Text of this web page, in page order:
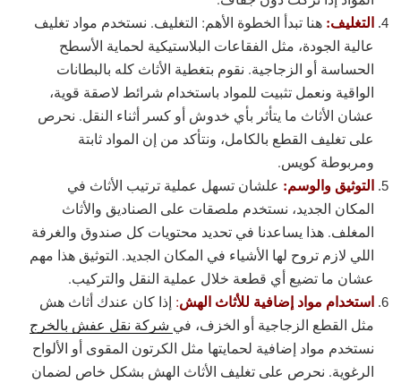
التغليف: هنا تبدأ الخطوة الأهم: التغليف. نستخدم مواد تغليف
عالية الجودة، مثل الفقاعات البلاستيكية لحماية الأسطح
الحساسة أو الزجاجية. نقوم بتغطية الأثاث كله بالبطانات
الواقية ونعمل تثبيت للمواد باستخدام شرائط لاصقة قوية،
عشان الأثاث ما يتأثر بأي خدوش أو كسر أثناء النقل. نحرص
على تغليف القطع بالكامل، ونتأكد من إن المواد ثابتة
ومربوطة كويس.
التوثيق والوسم: علشان تسهل عملية ترتيب الأثاث في
المكان الجديد، نستخدم ملصقات على الصناديق والأثاث
المغلف. هذا يساعدنا في تحديد محتويات كل صندوق والغرفة
اللي لازم تروح لها الأشياء في المكان الجديد. التوثيق هذا مهم
عشان ما تضيع أي قطعة خلال عملية النقل والتركيب.
استخدام مواد إضافية للأثاث الهش: إذا كان عندك أثاث هش
مثل القطع الزجاجية أو الخزف، في شركة نقل عفش بالخرج
نستخدم مواد إضافية لحمايتها مثل الكرتون المقوى أو الألواح
الرغوية. نحرص على تغليف الأثاث الهش بشكل خاص لضمان